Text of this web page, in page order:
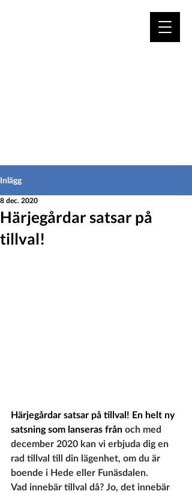
Inlägg
Härjegårdar satsar på
tillval!
8 dec. 2020
Härjegårdar satsar på tillval! En helt ny
satsning som lanseras från och med
december 2020 kan vi erbjuda dig en
rad tillval till din lägenhet, om du är
boende i Hede eller Funäsdalen.
Vad innebär tillval då? Jo, det innebär